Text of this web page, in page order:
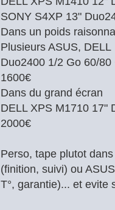
SONY S4XP 13"
Dans un poids
Plusieurs ASUS, DELL
Duo2400 1/2 Go 60/
1600€
Dans du grand écran
DELL XPS M1710 17"
2000€
Perso, tape plutot
(finition, suivi) ou
T°, garantie)... et evite